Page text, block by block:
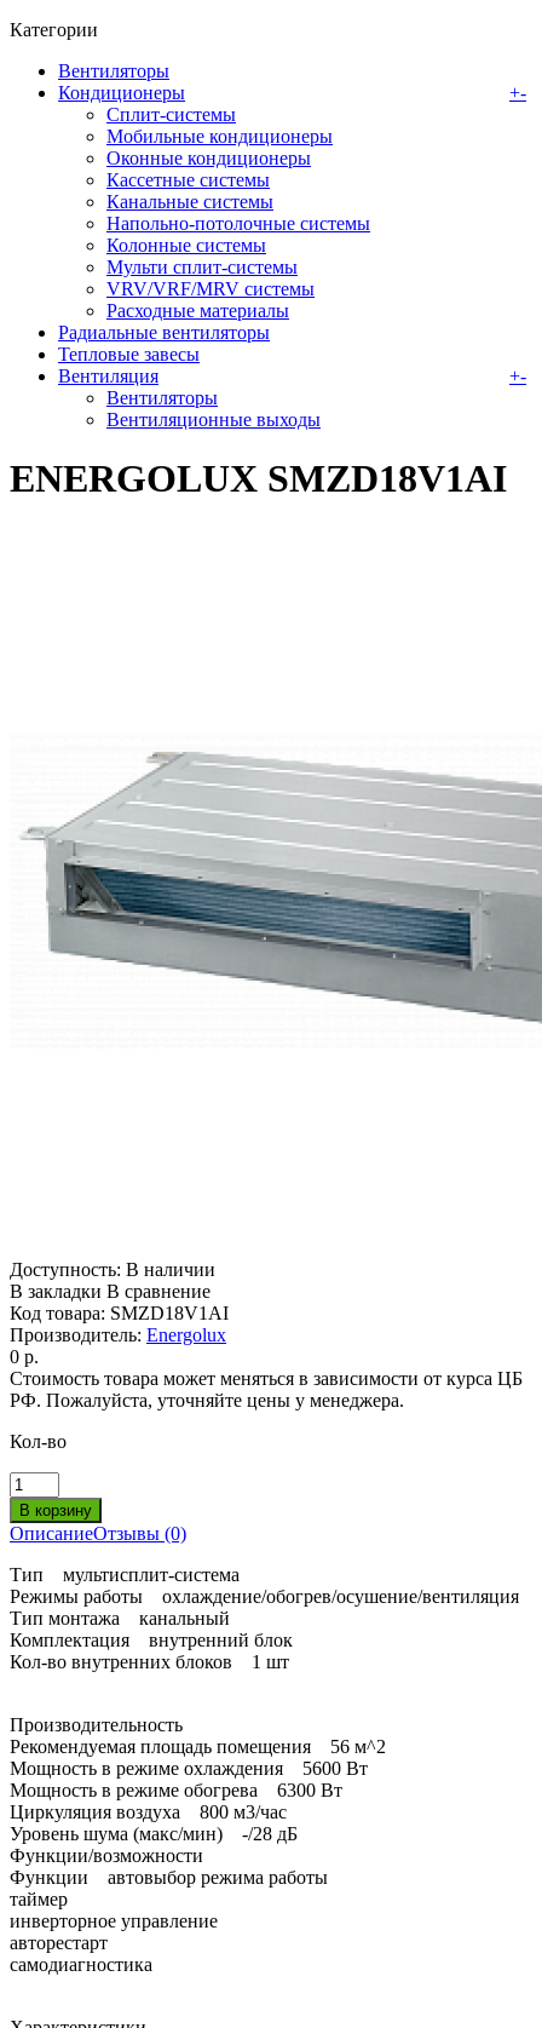
Категории
Вентиляторы
Кондиционеры
+-
Сплит-системы
Мобильные кондиционеры
Оконные кондиционеры
Кассетные системы
Канальные системы
Напольно-потолочные системы
Колонные системы
Мульти сплит-системы
VRV/VRF/MRV системы
Расходные материалы
Радиальные вентиляторы
Тепловые завесы
Вентиляция
+-
Вентиляторы
Вентиляционные выходы
ENERGOLUX SMZD18V1AI
Доступность: В наличии
В закладки В сравнение
Код товара: SMZD18V1AI
Производитель: Energolux
0 р.
Стоимость товара может меняться в зависимости от курса ЦБ
РФ. Пожалуйста, уточняйте цены у менеджера.
Кол-во
ОписаниеОтзывы (0)
Тип мультисплит-система
Режимы работы охлаждение/обогрев/осушение/вентиляция
Тип монтажа канальный
Комплектация внутренний блок
Кол-во внутренних блоков 1 шт
Производительность
Рекомендуемая площадь помещения 56 м^2
Мощность в режиме охлаждения 5600 Вт
Мощность в режиме обогрева 6300 Вт
Циркуляция воздуха 800 м3/час
Уровень шума (макс/мин) -/28 дБ
Функции/возможности
Функции автовыбор режима работы
таймер
инверторное управление
авторестарт
самодиагностика